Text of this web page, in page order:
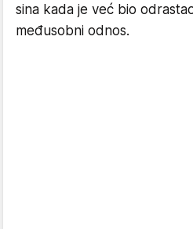
sina kada je već bio
međusobni odnos.